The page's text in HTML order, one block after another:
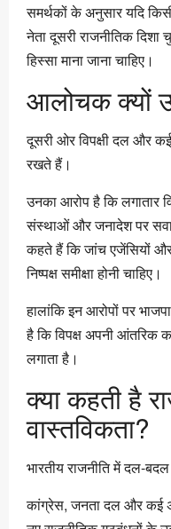
समर्थकों के अनुसार यदि
नेता दूसरी राजनीतिक
हिस्सा माना जाना चाहिए।
आलोचक क्यों
दूसरी ओर विपक्षी दल और
रखते हैं।
उनका आरोप है कि लगातार
संस्थाओं और जनादेश पर
कहते हैं कि जांच एजेंसियों
निष्पक्ष समीक्षा होनी चाहिए।
हालांकि इन आरोपों पर
है कि विपक्ष अपनी आंतरिक
लगाता है।
क्या कहती है
वास्तविकता?
भारतीय राजनीति में दल-
कांग्रेस, जनता दल और कई